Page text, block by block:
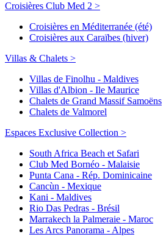
Croisières Club Med 2 >
Croisières en Méditerranée (été)
Croisières aux Caraïbes (hiver)
Villas & Chalets >
Villas de Finolhu - Maldives
Villas d'Albion - Ile Maurice
Chalets de Grand Massif Samoëns
Chalets de Valmorel
Espaces Exclusive Collection >
South Africa Beach et Safari
Club Med Bornéo - Malaisie
Punta Cana - Rép. Dominicaine
Cancùn - Mexique
Kani - Maldives
Rio Das Pedras - Brésil
Marrakech la Palmeraie - Maroc
Les Arcs Panorama - Alpes